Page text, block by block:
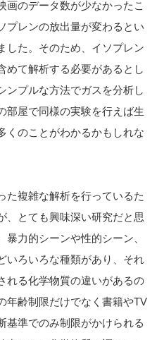
画のデータ数が少なかったこ
プレンの放出量が変わるとい
した。そのため、イソプレン
めて解析する必要があるとし
ンプルな方法でガスを分析し
部屋で同様の実験を行えば生
くのことがわかるかもしれな
た複雑な解析を行っているた
、とても興味深い研究だと思
力的シーンや性的シーン、
いろいろな種類があり、それ
れる化学物質の違いがあるの
年齢制限だけでなく書籍やTV
基準でのみ制限がかけられる